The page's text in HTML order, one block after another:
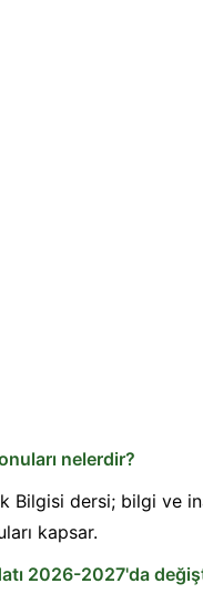
nelerdir?
Bilgisi dersi; bilgi ve
kapsar.
2026-2027'da